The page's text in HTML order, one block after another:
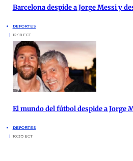
Barcelona despide a Jorge Messi y
DEPORTES
12:18 ECT
El mundo del fútbol despide a Jorge
DEPORTES
10:35 ECT